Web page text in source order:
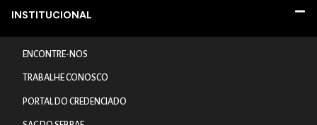
INSTITUCIONAL
ENCONTRE-NOS
TRABALHE CONOSCO
PORTAL DO CREDENCIADO